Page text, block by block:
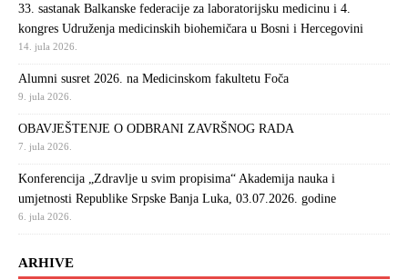
33. sastanak Balkanske federacije za laboratorijsku medicinu i 4.
kongres Udruženja medicinskih biohemičara u Bosni i Hercegovini
14. jula 2026.
Alumni susret 2026. na Medicinskom fakultetu Foča
9. jula 2026.
OBAVJEŠTENJE O ODBRANI ZAVRŠNOG RADA
7. jula 2026.
Konferencija „Zdravlje u svim propisima“ Akademija nauka i
umjetnosti Republike Srpske Banja Luka, 03.07.2026. godine
6. jula 2026.
ARHIVE